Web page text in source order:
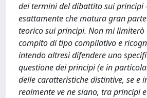
dei termini del dibattito sui principi
esattamente che matura gran
teorico sui principi. Non mi limiterò
compito di tipo compilativo e
intendo altresì difendere uno
questione dei principi (e in
delle caratteristiche distintive, se e
realmente ve ne siano, tra principi